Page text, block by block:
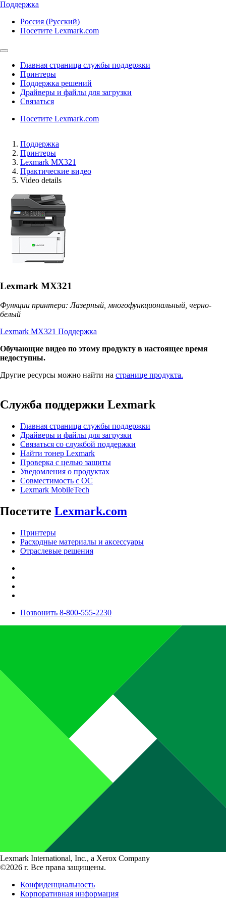
Поддержка
Россия (Русский)
Посетите Lexmark.com
Главная страница службы поддержки
Принтеры
Поддержка решений
Драйверы и файлы для загрузки
Связаться
Посетите Lexmark.com
Поддержка
Принтеры
Lexmark MX321
Практические видео
Video details
Lexmark MX321
Функции принтера: Лазерный, многофункциональный, черно-
белый
Lexmark MX321 Поддержка
Обучающие видео по этому продукту в настоящее время
недоступны.
Другие ресурсы можно найти на странице продукта.
Служба поддержки Lexmark
Главная страница службы поддержки
Драйверы и файлы для загрузки
Связаться со службой поддержки
Найти тонер Lexmark
Проверка с целью защиты
Уведомления о продуктах
Совместимость с ОС
Lexmark MobileTech
Посетите Lexmark.com
Принтеры
Расходные материалы и аксессуары
Отраслевые решения
Позвонить 8-800-555-2230
Lexmark International, Inc., a Xerox Company
©2026 г. Все права защищены.
Конфиденциальность
Корпоративная информация